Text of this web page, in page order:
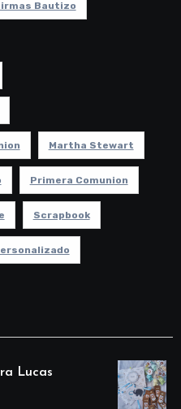
Bautizo
Martha Stewart
Primera Comunion
Scrapbook
Lucas